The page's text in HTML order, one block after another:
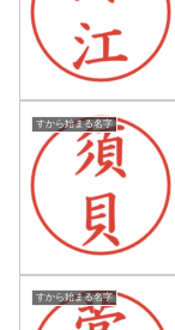
すから始まる名字
すから始まる名字